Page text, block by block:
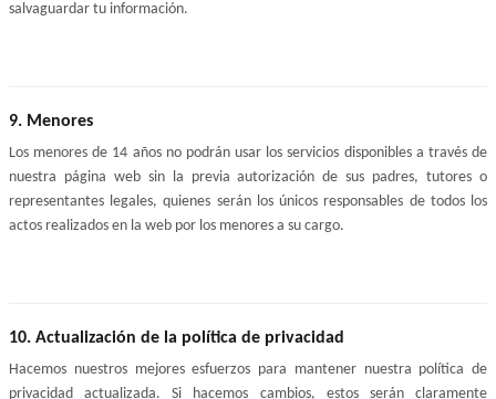
salvaguardar tu información.
9. Menores
Los menores de 14 años no podrán usar los servicios disponibles a través de
nuestra página web sin la previa autorización de sus padres, tutores o
representantes legales, quienes serán los únicos responsables de todos los
actos realizados en la web por los menores a su cargo.
10. Actualización de la política de privacidad
Hacemos nuestros mejores esfuerzos para mantener nuestra política de
privacidad actualizada. Si hacemos cambios, estos serán claramente